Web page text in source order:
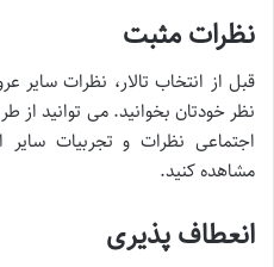
نظرات مثبت
قبل از انتخاب تالار، نظرات سایر
نظر خودتان بخوانید.می توانید از
اجتماعی نظرات و تجربیات سایر
مشاهده کنید.
انعطاف پذیری